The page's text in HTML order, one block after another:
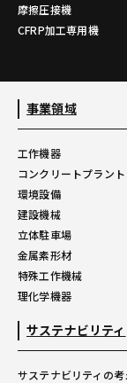
摩擦圧接機
CFRP加工専用機
事業領域
工作機器
コンクリートプラント
環境設備
建設機械
立体駐車場
金属素形材
特殊工作機械
理化学機器
サステナビリティ
サステナビリティの考